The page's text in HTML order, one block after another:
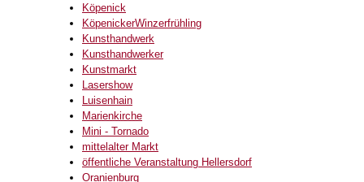
Köpenick
KöpenickerWinzerfrühling
Kunsthandwerk
Kunsthandwerker
Kunstmarkt
Lasershow
Luisenhain
Marienkirche
Mini - Tornado
mittelalter Markt
öffentliche Veranstaltung Hellersdorf
Oranienburg